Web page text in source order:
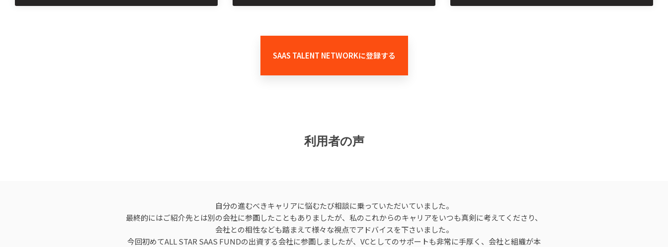
SAAS TALENT NETWORKに登録する
利用者の声
自分の進むべきキャリアに悩むたび相談に乗っていただいていました。
最終的にはご紹介先とは別の会社に参画したこともありましたが、私のこれからのキャリアをいつも真剣に考えてくださり、
会社との相性なども踏まえて様々な視点でアドバイスを下さいました。
今回初めてALL STAR SAAS FUNDの出資する会社に参画しましたが、VCとしてのサポートも非常に手厚く、会社と組織が本